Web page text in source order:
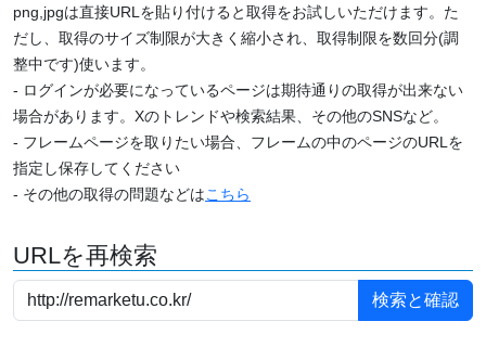
png,jpgは直接URLを貼り付けると取得をお試しいただけます。た
だし、取得のサイズ制限が大きく縮小され、取得制限を数回分(調
整中です)使います。
- ログインが必要になっているページは期待通りの取得が出来ない
場合があります。Xのトレンドや検索結果、その他のSNSなど。
- フレームページを取りたい場合、フレームの中のページのURLを
指定し保存してください
- その他の取得の問題などはこちら
URLを再検索